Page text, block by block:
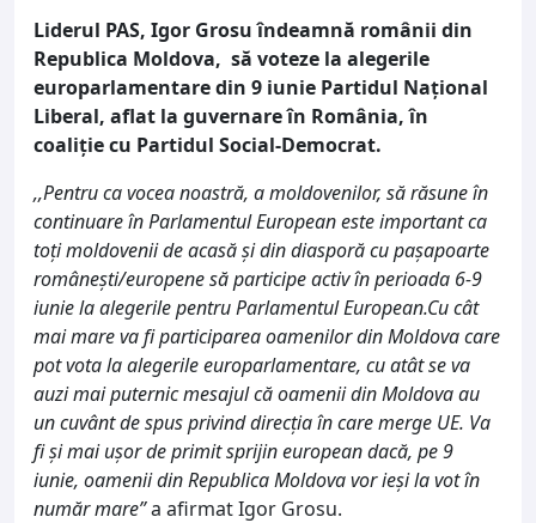
Liderul PAS, Igor Grosu îndeamnă românii din
Republica Moldova, să voteze la alegerile
europarlamentare din 9 iunie Partidul Național
Liberal, aflat la guvernare în România, în
coaliție cu Partidul Social-Democrat.
,,Pentru ca vocea noastră, a moldovenilor, să răsune în
continuare în Parlamentul European este important ca
toți moldovenii de acasă și din diasporă cu pașapoarte
românești/europene să participe activ în perioada 6-9
iunie la alegerile pentru Parlamentul European.Cu cât
mai mare va fi participarea oamenilor din Moldova care
pot vota la alegerile europarlamentare, cu atât se va
auzi mai puternic mesajul că oamenii din Moldova au
un cuvânt de spus privind direcția în care merge UE. Va
fi și mai ușor de primit sprijin european dacă, pe 9
iunie, oamenii din Republica Moldova vor ieși la vot în
număr mare”a afirmat Igor Grosu.